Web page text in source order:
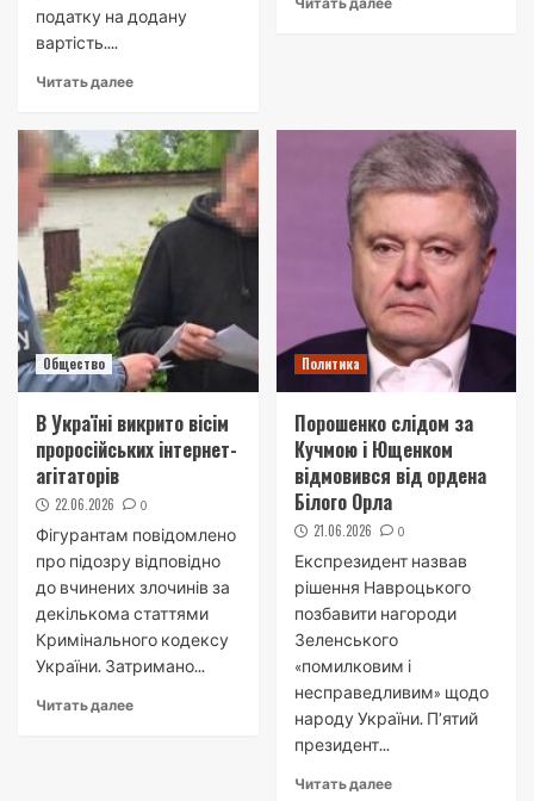
податку на додану
вартість....
Читать далее
Общество
В Україні викрито вісім
проросійських інтернет-
агітаторів
22.06.2026 0
Фігурантам повідомлено
про підозру відповідно
до вчинених злочинів за
декількома статтями
Кримінального кодексу
України. Затримано...
Читать далее
Политика
Порошенко слідом за
Кучмою і Ющенком
відмовився від ордена
Білого Орла
21.06.2026 0
Експрезидент назвав
рішення Навроцького
позбавити нагороди
Зеленського
«помилковим і
несправедливим» щодо
народу України. П’ятий
президент...
Читать далее